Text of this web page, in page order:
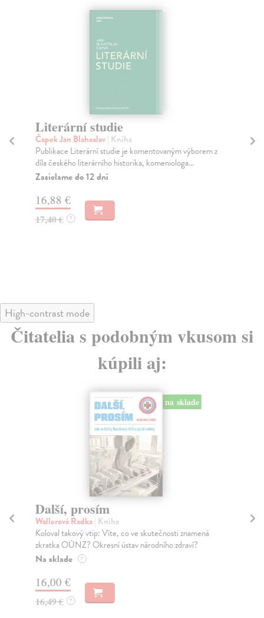
Literární studie
Čapek Jan Blahoslav| Kniha
Publikace Literární studie je komentovaným výborem z
díla českého literárního historika, komeniologa...
Zasielame do 12 dní
16,88 €
17,40 € ?
High-contrast mode
Čitatelia s podobným vkusom si
kúpili aj:
na sklade
Další, prosím
Wallerová Radka| Kniha
Koloval takový vtip: Víte, co ve skutečnosti znamená
zkratka OÚNZ? Okresní ústav národního zdraví?
Na sklade ?
16,00 €
16,49 € ?